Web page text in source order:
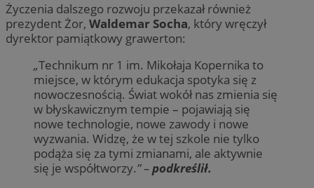
Życzenia dalszego rozwoju przekazał również
prezydent Żor, Waldemar Socha, który wręczył
dyrektor pamiątkowy grawerton:
„Technikum nr 1 im. Mikołaja Kopernika to
miejsce, w którym edukacja spotyka się z
nowoczesnością. Świat wokół nas zmienia się
w błyskawicznym tempie – pojawiają się
nowe technologie, nowe zawody i nowe
wyzwania. Widzę, że w tej szkole nie tylko
podąża się za tymi zmianami, ale aktywnie
się je współtworzy.” –podkreślił.